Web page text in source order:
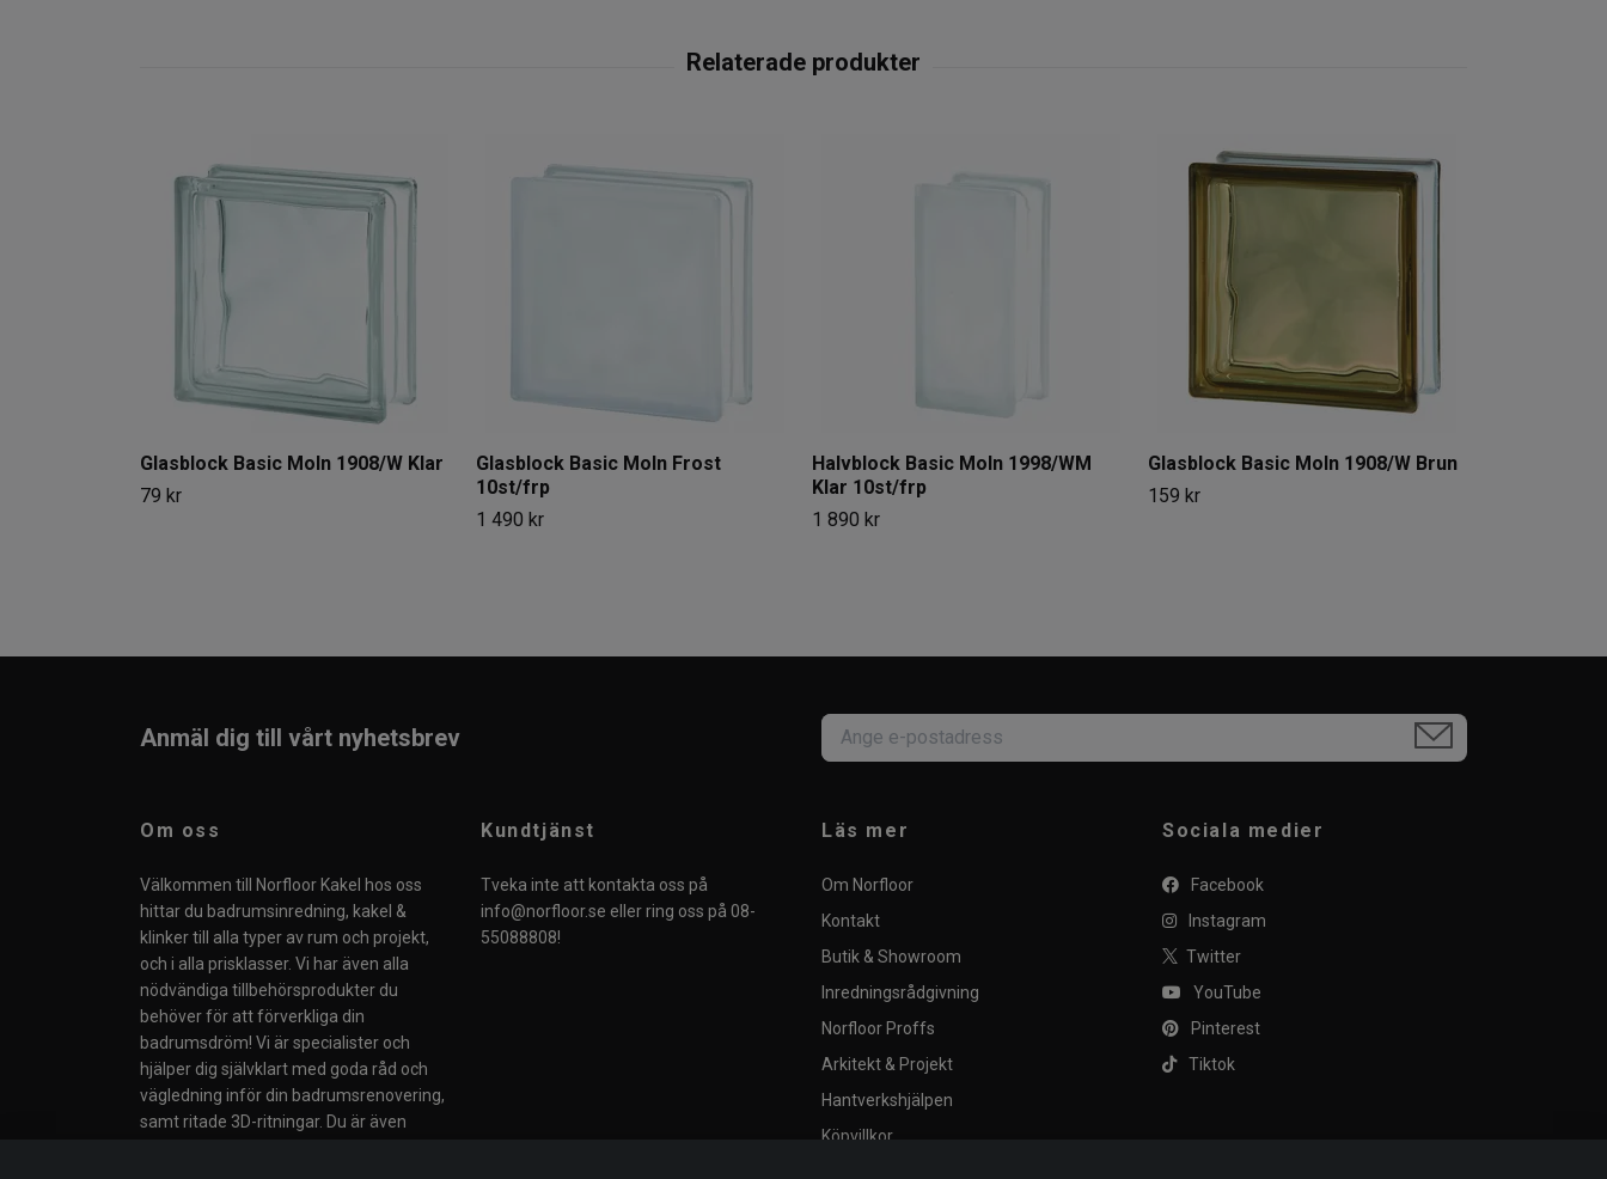
Glasblock Basic Moln 1908/W Klar
79 kr
Glasblock Basic Moln Frost
10st/frp
1 490 kr
Halvblock Basic Moln 1998/WM
Klar 10st/frp
1 890 kr
Glasblock Basic Moln 1908/W Brun
159 kr
Anmäl dig till vårt nyhetsbrev
Om oss
Välkommen till Norfloor Kakel hos oss
hittar du badrumsinredning, kakel &
klinker till alla typer av rum och projekt,
och i alla prisklasser. Vi har även alla
nödvändiga tillbehörsprodukter du
behöver för att förverkliga din
badrumsdröm! Vi är specialister och
hjälper dig självklart med goda råd och
vägledning inför din badrumsrenovering,
samt ritade 3D-ritningar. Du är även
Kundtjänst
Tveka inte att kontakta oss på
info@norfloor.se eller ring oss på 08-
55088808!
Läs mer
Om Norfloor
Kontakt
Butik & Showroom
Inredningsrådgivning
Norfloor Proffs
Arkitekt & Projekt
Hantverkshjälpen
Köpvillkor
Sociala medier
Facebook
Instagram
Twitter
YouTube
Pinterest
Tiktok